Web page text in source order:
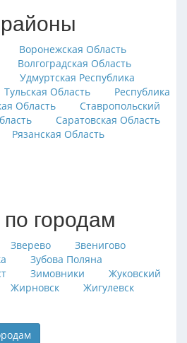
Воронежская Область
Волгоградская Область
Удмуртская Республика
Тульская Область
Республика
Область
Ставропольский
Саратовская Область
Рязанская Область
городам
Зверево
Звенигово
Зубова Поляна
Зимовники
Жуковский
Жирновск
Жигулевск